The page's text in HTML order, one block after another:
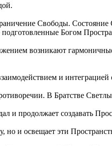
Свободы.
Богом
возникают
и
В Братстве
продолжает создавать
но и освещает эти